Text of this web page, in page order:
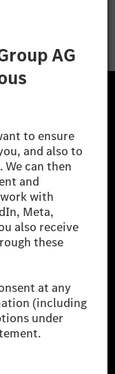
Daimler AG) is
are one of
and luxury
AG offers
car rental,
charging and
as innovative